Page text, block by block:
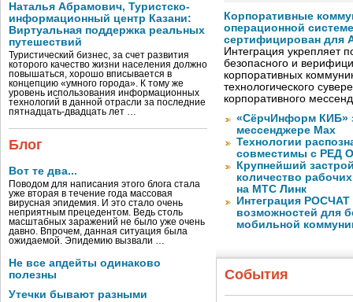
Наталья Абрамович, Туристско-
информационный центр Казани:
Виртуальная поддержка реальных
путешествий
Туристический бизнес, за счет развития
которого качество жизни населения должно
повышаться, хорошо вписывается в
концепцию «умного города». К тому же
уровень использования информационных
технологий в данной отрасли за последние
пятнадцать-двадцать лет …
Блог
Вот те два...
Поводом для написания этого блога стала
уже вторая в течение года массовая
вирусная эпидемия. И это стало очень
неприятным прецедентом. Ведь столь
масштабных заражений не было уже очень
давно. Впрочем, данная ситуация была
ожидаемой. Эпидемию вызвали …
Не все апдейты одинаково
полезны
Утечки бывают разными
Корпоративные
операционной
сертифицирован для
Интеграция укрепляет
безопасного и
корпоративных
технологического
корпоративного
«СёрчИнформ КИБ»
мессенджере Max
Технологии
совместимы с РЕД
Крупнейший
количество
на МТС Линк
Интеграция
возможностей для
мобильной
События